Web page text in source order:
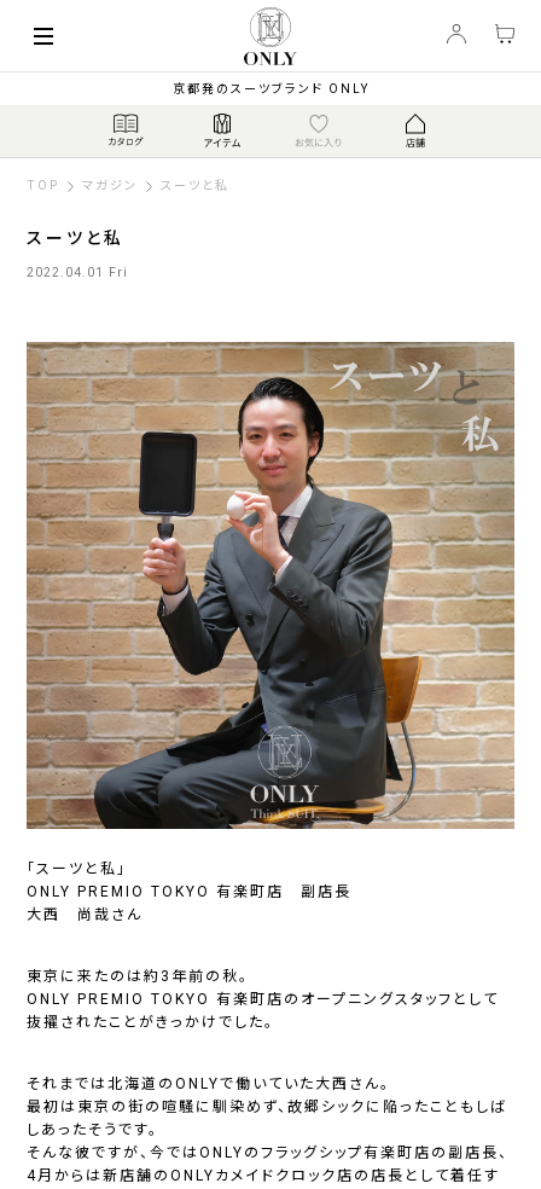
京都発のスーツブランド ONLY
TOP マガジン スーツと私
スーツと私
2022.04.01 Fri
「スーツと私」
ONLY PREMIO TOKYO 有楽町店 副店長
大西 尚哉さん
東京に来たのは約3年前の秋。
ONLY PREMIO TOKYO 有楽町店のオープニングスタッフとして
抜擢されたことがきっかけでした。
それまでは北海道のONLYで働いていた大西さん。
最初は東京の街の喧騒に馴染めず、故郷シックに陥ったこともしば
しあったそうです。
そんな彼ですが、今ではONLYのフラッグシップ有楽町店の副店長、
4月からは新店舗のONLYカメイドクロック店の店長として着任す